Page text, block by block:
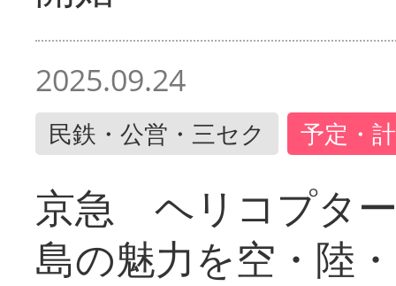
2025.09.24
民鉄・公営・三セク 予定・
京急 ヘリコプタ
島の魅力を空・陸